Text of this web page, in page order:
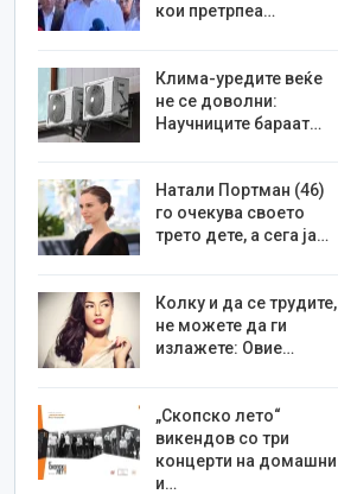
кои претрпеа…
Клима-уредите веќе
не се доволни:
Научниците бараат…
Натали Портман (46)
го очекува своето
трето дете, а сега ја…
Колку и да се трудите,
не можете да ги
излажете: Овие…
„Скопско лето“
викендов со три
концерти на домашни
и…